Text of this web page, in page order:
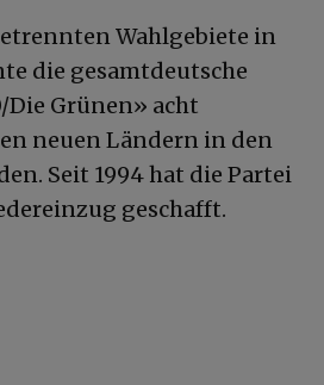
Wahlgebiete in
die gesamtdeutsche
Grünen» acht
neuen Ländern in den
Seit 1994 hat die Partei
geschafft.